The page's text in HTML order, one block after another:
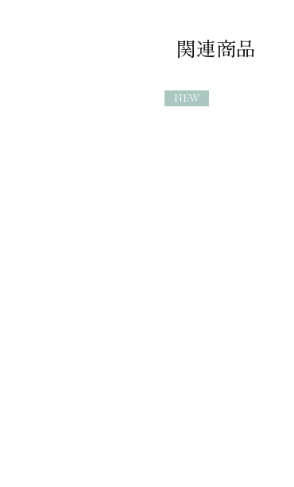
関連商品
NEW